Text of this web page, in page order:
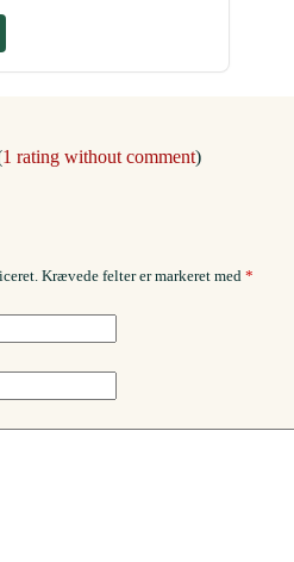
1 rating without comment)
Krævede felter er markeret med *